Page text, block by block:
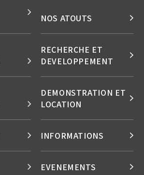
NOS ATOUTS
RECHERCHE ET
DEVELOPPEMENT
DEMONSTRATION ET
LOCATION
INFORMATIONS
EVENEMENTS